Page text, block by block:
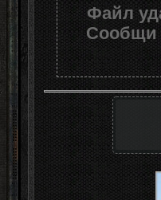
Файл
Сообщи